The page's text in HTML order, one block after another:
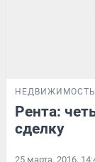
НЕДВИЖИМОСТЬ
Рента:
сделку
25 марта, 2016,